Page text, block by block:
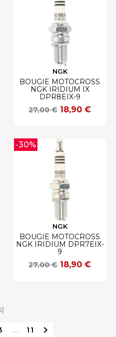
NGK
BOUGIE MOTOCROSS
NGK IRIDIUM IX
DPR8EIX-9
27,00 € 18,90 €
NGK
BOUGIE MOTOCROSS
NGK IRIDIUM DPR7EIX-
9
27,00 € 18,90 €
-30%
… 11 